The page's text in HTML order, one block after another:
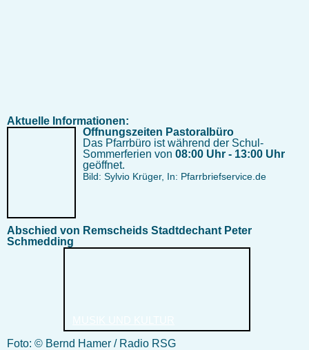
Aktuelle Informationen:
Öffnungszeiten Pastoralbüro
Das Pfarrbüro ist während der Schul-
Sommerferien von 08:00 Uhr - 13:00 Uhr
geöffnet.
Bild: Sylvio Krüger, In: Pfarrbriefservice.de
Abschied von Remscheids Stadtdechant Peter
Schmedding
Foto: © Bernd Hamer / Radio RSG